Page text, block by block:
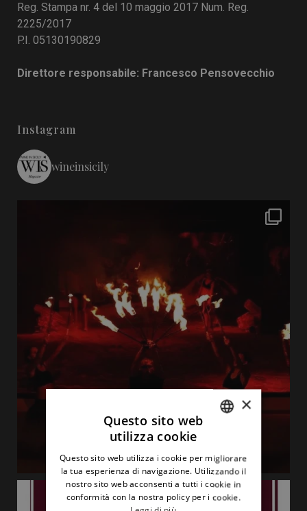
Reg. Stampa nr. 4 del 10 maggio 2017 Num. Reg.
2225/2017
P.I. 05130190829
Direttore responsabile: Francesco Pensovecchio
Instagram
wineinsicily
ENGLISH
×
Questo sito web
utilizza cookie
Questo sito web utilizza i cookie per migliorare
la tua esperienza di navigazione. Utilizzando il
nostro sito web acconsenti a tutti i cookie in
conformità con la nostra policy per i cookie.